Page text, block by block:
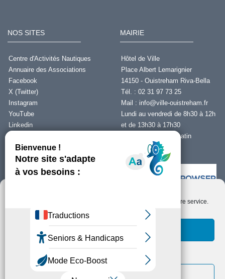
Nous utilisons des cookies pour optimiser notre site web et notre service.
Voir les préférences
NOS SITES
Centre d'Activités Nautiques
Annuaire des Associations
Facebook
X (Twitter)
Instagram
YouTube
Linkedin
MAIRIE
Hôtel de Ville
Place Albert Lemarignier
14150 - Ouistreham Riva-Bella
Tél. : 02 31 97 73 25
Mail : info@ville-ouistreham.fr
Lundi au vendredi de 8h30 à 12h
et de 13h30 à 17h30
Fermeture le jeudi matin
Nous contacter
Installer Ability Browser
Qu’est ce que Ability Browser ?
Copyright © Ouistreham Riva-Bella - 2026 -
la vie privée/RGPD -
Plan du Site